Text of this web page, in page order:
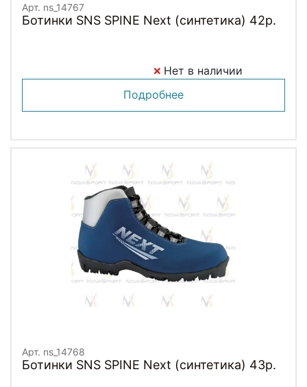
Арт. ns_14767
Ботинки SNS SPINE Next (синтетика) 42р.
Нет в наличии
Подробнее
Арт. ns_14768
Ботинки SNS SPINE Next (синтетика) 43р.